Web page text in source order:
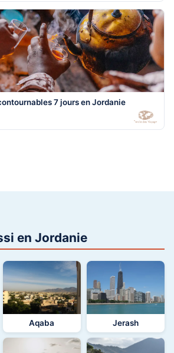
7 jours en Jordanie
en Jordanie
Aqaba Jerash